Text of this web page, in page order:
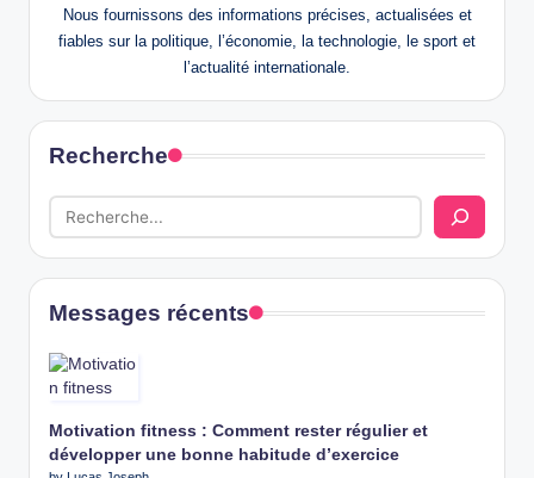
Nous fournissons des informations précises, actualisées et
fiables sur la politique, l’économie, la technologie, le sport et
l’actualité internationale.
Recherche
Messages récents
Motivation fitness : Comment rester régulier et
développer une bonne habitude d’exercice